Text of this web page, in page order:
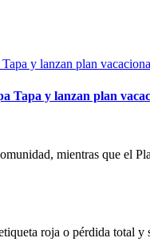
Tapa y lanzan plan
mientras que el
roja o pérdida total